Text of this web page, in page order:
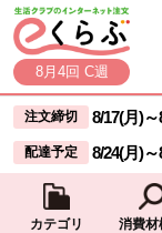
ページの先頭です。
本文へジャンプする。
8月4回 C週
ここからサイト内共
サイト内共通メニュ
注文締切 8/17(月)～
配達予定 8/24(月)～
カテゴリ 消費材